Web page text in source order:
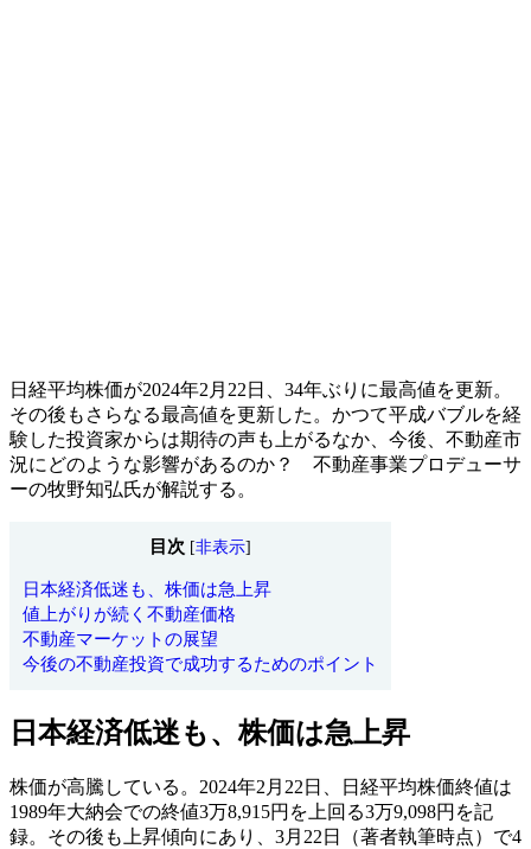
日経平均株価が2024年2月22日、34年ぶりに最高値を更新。
その後もさらなる最高値を更新した。かつて平成バブルを経
験した投資家からは期待の声も上がるなか、今後、不動産市
況にどのような影響があるのか？ 不動産事業プロデューサ
ーの牧野知弘氏が解説する。
目次 [非表示]
日本経済低迷も、株価は急上昇
値上がりが続く不動産価格
不動産マーケットの展望
今後の不動産投資で成功するためのポイント
日本経済低迷も、株価は急上昇
株価が高騰している。2024年2月22日、日経平均株価終値は
1989年大納会での終値3万8,915円を上回る3万9,098円を記
録。その後も上昇傾向にあり、3月22日（著者執筆時点）で4